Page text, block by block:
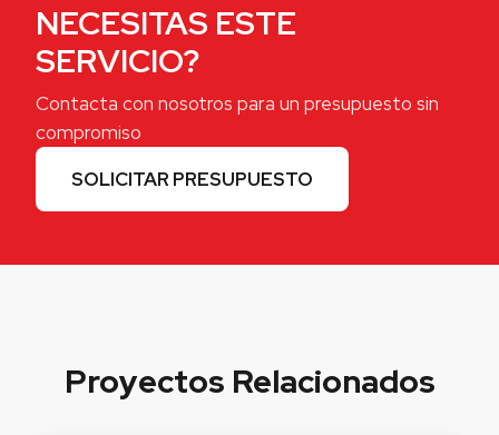
NECESITAS ESTE
SERVICIO?
Contacta con nosotros para un presupuesto sin
compromiso
SOLICITAR PRESUPUESTO
Proyectos Relacionados